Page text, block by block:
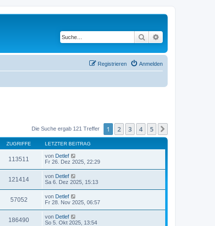
Suche
Anmelden
Registrieren
Die Suche ergab 121 Treffer 1 2 3 4 5
ZUGRIFFE LETZTER BEITRAG
113511 von Detlef
Fr 26. Dez 2025, 22:29
121414 von Detlef
Sa 6. Dez 2025, 15:13
57052 von Detlef
Fr 28. Nov 2025, 06:57
186490 von Detlef
So 5. Okt 2025, 13:54